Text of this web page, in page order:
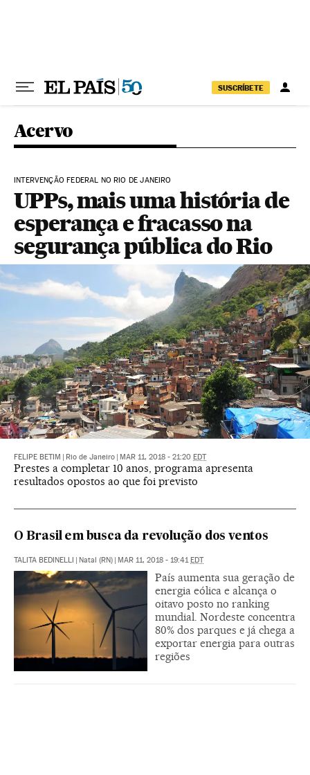
SUSCRÍBETE
Acervo
INTERVENÇÃO FEDERAL NO RIO DE JANEIRO
UPPs, mais uma história de
esperança e fracasso na
segurança pública do Rio
FELIPE BETIM Rio de Janeiro MAR 11, 2018 - 21:20 EDT
Prestes a completar 10 anos, programa apresenta
resultados opostos ao que foi previsto
O Brasil em busca da revolução dos ventos
TALITA BEDINELLI Natal (RN) MAR 11, 2018 - 19:41 EDT
País aumenta sua geração de
energia eólica e alcança o
oitavo posto no ranking
mundial. Nordeste concentra
80% dos parques e já chega a
exportar energia para outras
regiões